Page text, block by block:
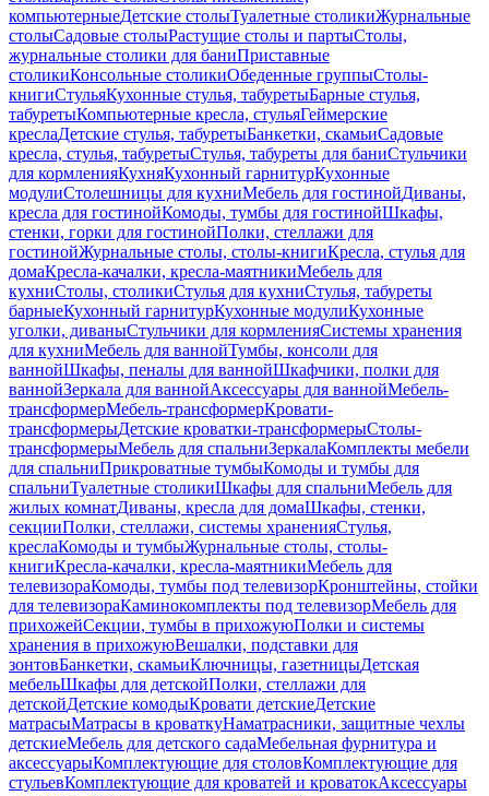
компьютерныеДетские столыТуалетные столикиЖурнальные
столыСадовые столыРастущие столы и партыСтолы,
журнальные столики для баниПриставные
столикиКонсольные столикиОбеденные группыСтолы-
книгиСтульяКухонные стулья, табуретыБарные стулья,
табуретыКомпьютерные кресла, стульяГеймерские
креслаДетские стулья, табуретыБанкетки, скамьиСадовые
кресла, стулья, табуретыСтулья, табуреты для баниСтульчики
для кормленияКухняКухонный гарнитурКухонные
модулиСтолешницы для кухниМебель для гостинойДиваны,
кресла для гостинойКомоды, тумбы для гостинойШкафы,
стенки, горки для гостинойПолки, стеллажи для
гостинойЖурнальные столы, столы-книгиКресла, стулья для
домаКресла-качалки, кресла-маятникиМебель для
кухниСтолы, столикиСтулья для кухниСтулья, табуреты
барныеКухонный гарнитурКухонные модулиКухонные
уголки, диваныСтульчики для кормленияСистемы хранения
для кухниМебель для ваннойТумбы, консоли для
ваннойШкафы, пеналы для ваннойШкафчики, полки для
ваннойЗеркала для ваннойАксессуары для ваннойМебель-
трансформерМебель-трансформерКровати-
трансформерыДетские кроватки-трансформерыСтолы-
трансформерыМебель для спальниЗеркалаКомплекты мебели
для спальниПрикроватные тумбыКомоды и тумбы для
спальниТуалетные столикиШкафы для спальниМебель для
жилых комнатДиваны, кресла для домаШкафы, стенки,
секцииПолки, стеллажи, системы храненияСтулья,
креслаКомоды и тумбыЖурнальные столы, столы-
книгиКресла-качалки, кресла-маятникиМебель для
телевизораКомоды, тумбы под телевизорКронштейны, стойки
для телевизораКаминокомплекты под телевизорМебель для
прихожейСекции, тумбы в прихожуюПолки и системы
хранения в прихожуюВешалки, подставки для
зонтовБанкетки, скамьиКлючницы, газетницыДетская
мебельШкафы для детскойПолки, стеллажи для
детскойДетские комодыКровати детскиеДетские
матрасыМатрасы в кроваткуНаматрасники, защитные чехлы
детскиеМебель для детского садаМебельная фурнитура и
аксессуарыКомплектующие для столовКомплектующие для
стульевКомплектующие для кроватей и кроватокАксессуары